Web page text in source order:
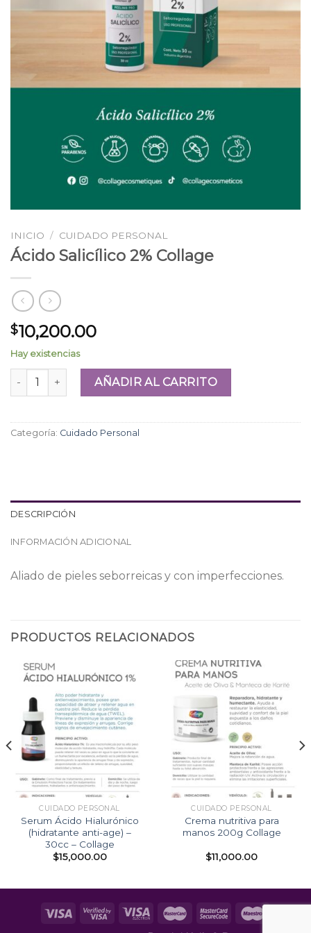
INICIO / CUIDADO PERSONAL
Ácido Salicílico 2% Collage
$10,200.00
Hay existencias
Ácido Salicílico 2% Collage cantidad
AÑADIR AL CARRITO
Categoría: Cuidado Personal
DESCRIPCIÓN
INFORMACIÓN ADICIONAL
Aliado de pieles seborreicas y con imperfecciones.
PRODUCTOS RELACIONADOS
CUIDADO PERSONAL
Serum Ácido Hialurónico
(hidratante anti-age) –
30cc – Collage
$15,000.00
CUIDADO PERSONAL
Crema nutritiva para
manos 200g Collage
$11,000.00